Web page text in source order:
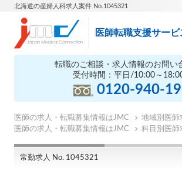
北海道の産婦人科求人案件 No.1045321
医師転職支援サービ
転職のご相談・求人情報のお問い
受付時間：平日/10:00～
0120-940-
医師の求人・転職募集情報はJMC 地域別医師
医師の求人・転職募集情報はJMC
科目別医師
常勤求人 No. 1045321